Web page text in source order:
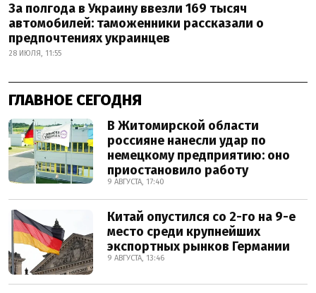
За полгода в Украину ввезли 169 тысяч
автомобилей: таможенники рассказали о
предпочтениях украинцев
28 ИЮЛЯ, 11:55
ГЛАВНОЕ СЕГОДНЯ
В Житомирской области
россияне нанесли удар по
немецкому предприятию: оно
приостановило работу
9 АВГУСТА, 17:40
Китай опустился со 2-го на 9-е
место среди крупнейших
экспортных рынков Германии
9 АВГУСТА, 13:46